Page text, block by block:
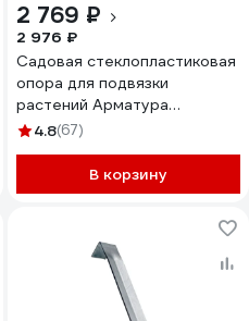
2 769 ₽
2 976 ₽
Садовая стеклопластиковая
опора для подвязки
растений Арматура
Композит 12 мм, 20 шт.,
4.8(67)
В корзину